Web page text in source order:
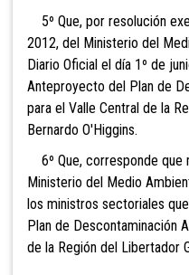
5º Que, por resolución
2012, del Ministerio del
Diario Oficial el día 1º de
Anteproyecto del Plan de
para el Valle Central de la
Bernardo O'Higgins.
6º Que, corresponde
Ministerio del Medio
los ministros sectoriales
Plan de Descontaminación
de la Región del Libertador